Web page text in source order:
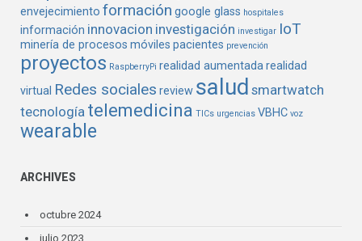
envejecimiento formación google glass hospitales
información innovacion investigación investigar IoT
minería de procesos móviles pacientes prevención
proyectos RaspberryPi realidad aumentadarealidad
virtual Redes sociales review salud smartwatch
tecnología telemedicina TICs urgencias VBHC voz
wearable
ARCHIVES
octubre 2024
julio 2023